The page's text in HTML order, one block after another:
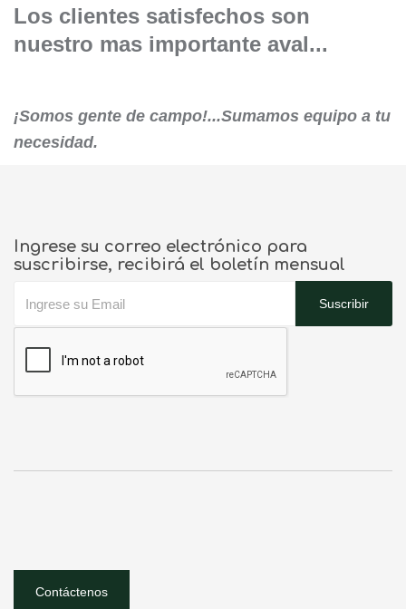
Los clientes satisfechos son
nuestro mas importante aval...
¡Somos gente de campo!...Sumamos equipo a tu
necesidad.
Ingrese su correo electrónico para
suscribirse, recibirá el boletín mensual
Suscribir
Contáctenos